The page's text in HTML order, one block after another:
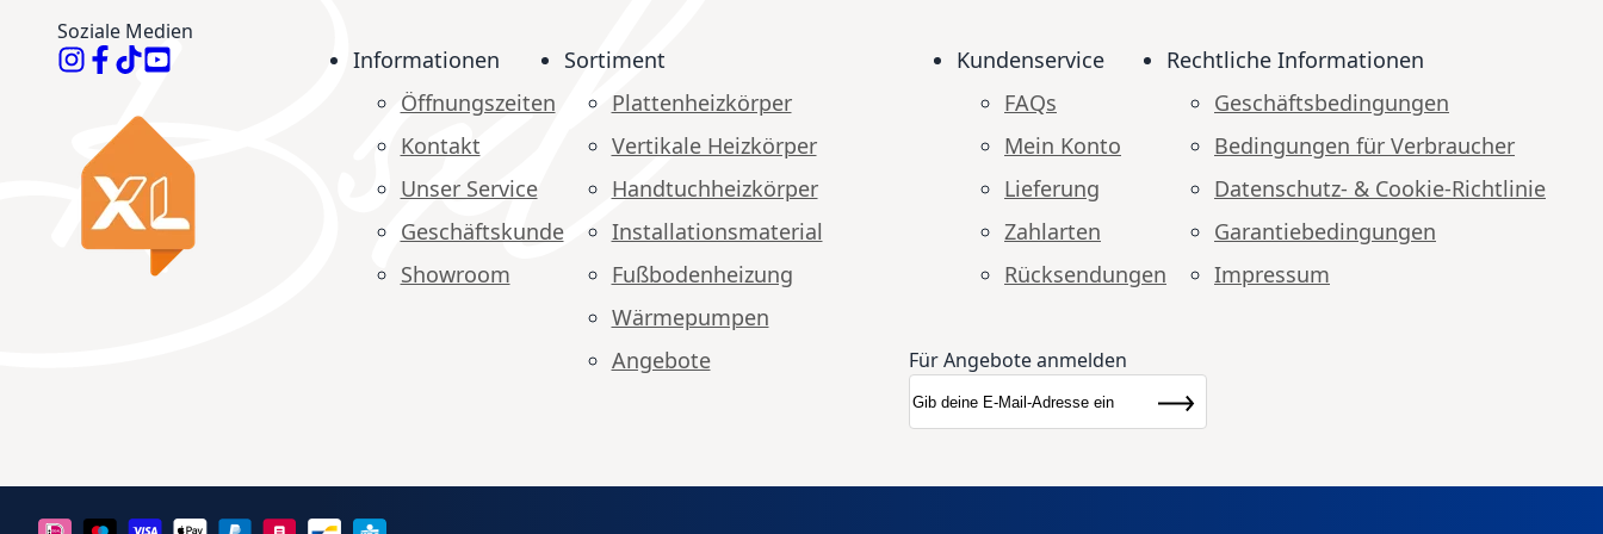
Soziale Medien
Informationen
Öffnungszeiten
Kontakt
Unser Service
Geschäftskunde
Showroom
Sortiment
Plattenheizkörper
Vertikale Heizkörper
Handtuchheizkörper
Installationsmaterial
Fußbodenheizung
Wärmepumpen
Angebote
Kundenservice
FAQs
Mein Konto
Lieferung
Zahlarten
Rücksendungen
Rechtliche Informationen
Geschäftsbedingungen
Bedingungen für Verbraucher
Datenschutz- & Cookie-Richtlinie
Garantiebedingungen
Impressum
Für Angebote anmelden
Newsletter
Abonnieren